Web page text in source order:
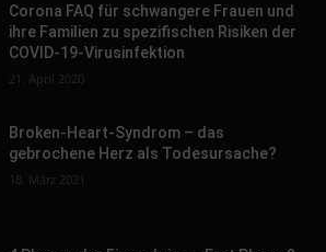
Corona FAQ für schwangere Frauen und
ihre Familien zu spezifischen Risiken der
COVID-19-Virusinfektion
21. April 2020
Broken-Heart-Syndrom – das
gebrochene Herz als Todesursache?
18. März 2021